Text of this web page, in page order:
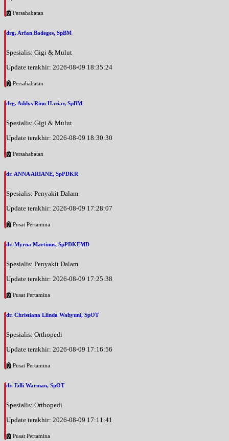
Persahabatan
drg. Arfan Badeges, SpBM
Spesialis: Gigi & Mulut
Update terakhir: 2026-08-09 18:35:24
Persahabatan
drg. Addys Rino Hariar, SpBM
Spesialis: Gigi & Mulut
Update terakhir: 2026-08-09 18:30:30
Persahabatan
dr. ANNA ARIANE, SpPDKR
Spesialis: Penyakit Dalam
Update terakhir: 2026-08-09 17:28:07
Pusat Pertamina
dr. Myrna Martinus, SpPDKEMD
Spesialis: Penyakit Dalam
Update terakhir: 2026-08-09 17:25:38
Pusat Pertamina
dr. Christiana Liinda Wahyuni, SpOT
Spesialis: Orthopedi
Update terakhir: 2026-08-09 17:16:56
Pusat Pertamina
dr. Edli Warman, SpOT
Spesialis: Orthopedi
Update terakhir: 2026-08-09 17:11:41
Pusat Pertamina